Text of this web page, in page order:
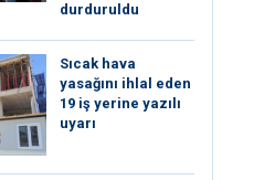
durduruldu
Sıcak hava
yasağını ihlal eden
19 iş yerine yazılı
uyarı